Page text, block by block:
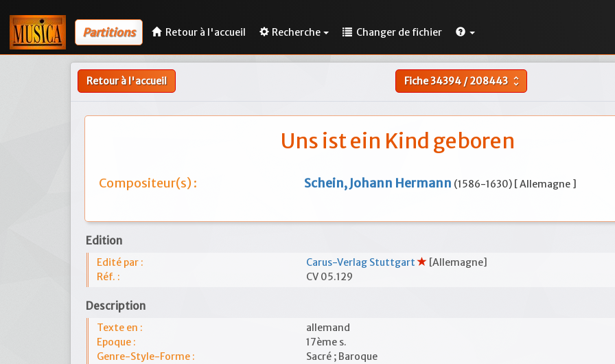
Partitions Retour à l'accueil Recherche Changer de fichier
Retour à l'accueil Fiche34394/208443 unfold_more
Uns ist ein Kind geboren
Compositeur(s) : Schein, Johann Hermann (1586-1630) [ Allemagne ]
Edition
Edité par : Carus-Verlag Stuttgart
[Allemagne]
Réf. :
CV 05.129
Description
Texte en :
allemand
Epoque :
17ème s.
Genre-Style-Forme :
Sacré ; Baroque